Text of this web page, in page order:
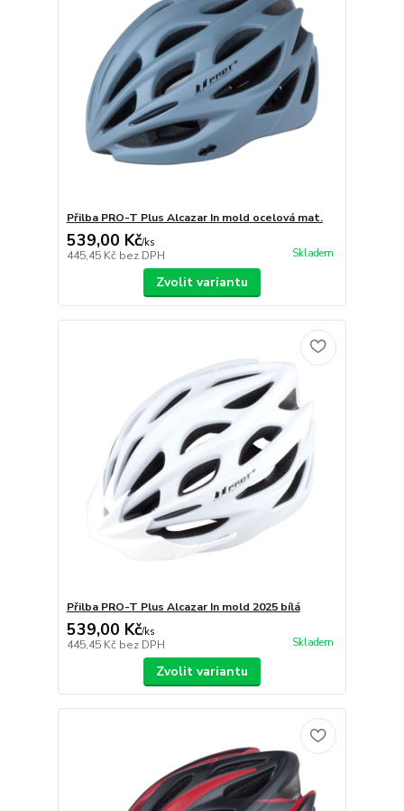
Přilba PRO-T Plus Alcazar In mold ocelová mat.
539,00 Kč/ks
445,45 Kč bez DPH Skladem
Zvolit variantu
Přilba PRO-T Plus Alcazar In mold 2025 bílá
539,00 Kč/ks
445,45 Kč bez DPH Skladem
Zvolit variantu